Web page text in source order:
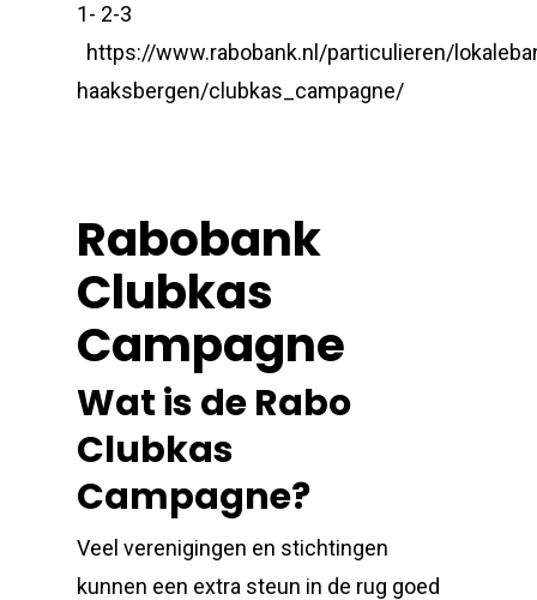
1- 2-3
https://www.rabobank.nl/particulieren/
haaksbergen/clubkas_campagne/
Rabobank
Clubkas
Campagne
Wat is de Rabo
Clubkas
Campagne?
Veel verenigingen en stichtingen
kunnen een extra steun in de rug goed